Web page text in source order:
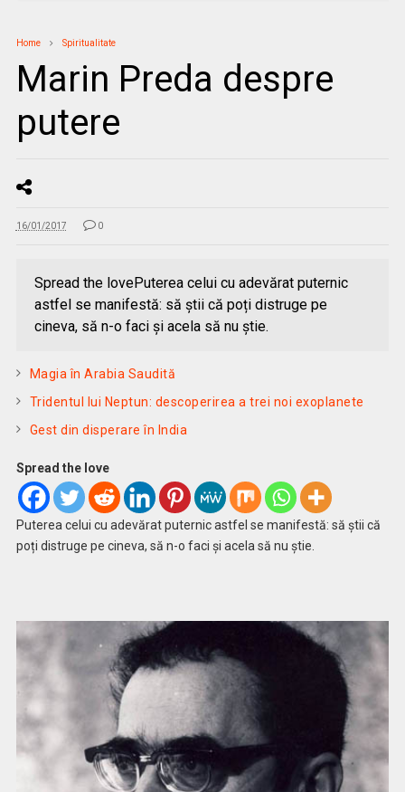
Home Spiritualitate
Marin Preda despre
putere
16/01/2017 0
Spread the lovePuterea celui cu adevărat puternic
astfel se manifestă: să știi că poți distruge pe
cineva, să n-o faci și acela să nu știe.
Magia în Arabia Saudită
Tridentul lui Neptun: descoperirea a trei noi exoplanete
Gest din disperare în India
Spread the love
Puterea celui cu adevărat puternic astfel se manifestă: să știi că
poți distruge pe cineva, să n-o faci și acela să nu știe.